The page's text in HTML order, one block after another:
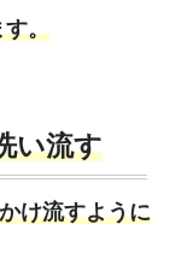
す。
い流す
け流すように